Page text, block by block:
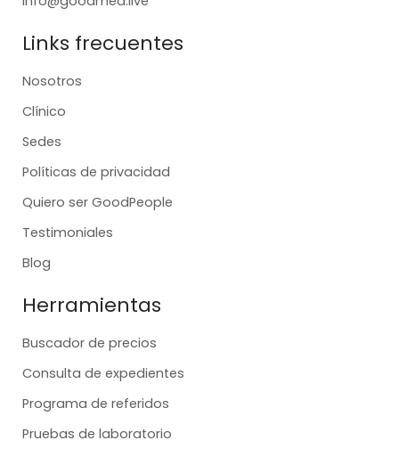
Links frecuentes
Nosotros
Clínico
Sedes
Políticas de privacidad
Quiero ser GoodPeople
Testimoniales
Blog
Herramientas
Buscador de precios
Consulta de expedientes
Programa de referidos
Pruebas de laboratorio